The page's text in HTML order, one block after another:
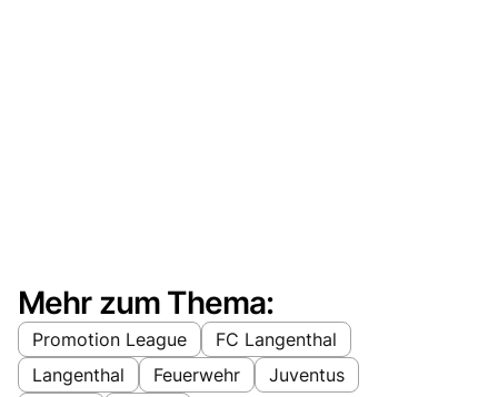
Mehr zum Thema:
Promotion League
FC Langenthal
Langenthal
Feuerwehr
Juventus